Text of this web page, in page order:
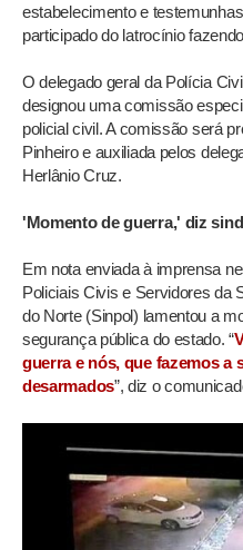
estabelecimento e
participado do latrocínio
O delegado geral da Polícia
designou uma comissão
policial civil. A comissão será
Pinheiro e auxiliada pelos
Herlânio Cruz.
'Momento de guerra,' diz
Em nota enviada à imprensa
Policiais Civis e Servidores da
do Norte (Sinpol) lamentou a
segurança pública do estado. “
guerra e nós, que fazemos a
desarmados”, diz o